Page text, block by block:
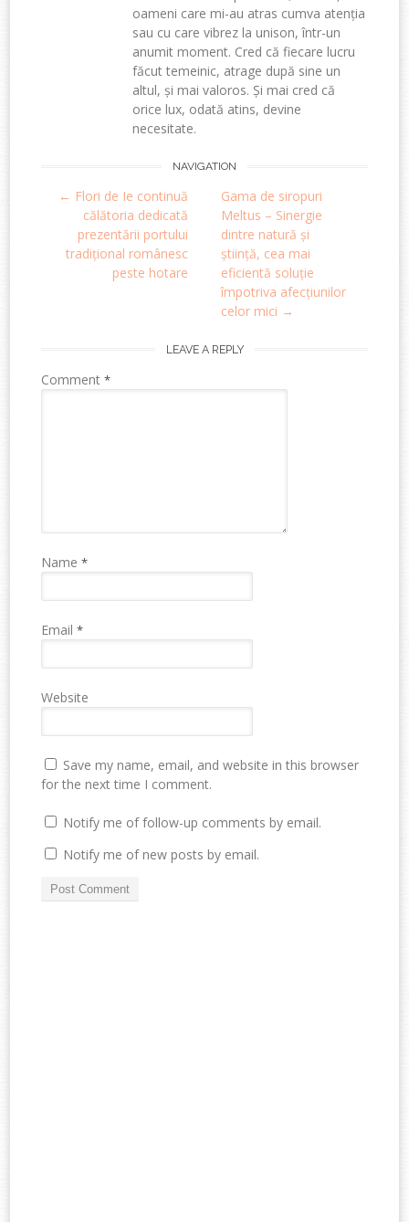
oameni care mi-au atras cumva atenția
sau cu care vibrez la unison, într-un
anumit moment. Cred că fiecare lucru
făcut temeinic, atrage după sine un
altul, și mai valoros. Și mai cred că
orice lux, odată atins, devine
necesitate.
navigation
NAVIGATION
← Flori de Ie continuă
călătoria dedicată
prezentării portului
tradițional românesc
peste hotare
Gama de siropuri
Meltus – Sinergie
dintre natură și
știință, cea mai
eficientă soluție
împotriva afecțiunilor
celor mici →
LEAVE A REPLY
Comment*
Name*
Email*
Website
Save my name, email, and website in this browser
for the next time I comment.
Notify me of follow-up comments by email.
Notify me of new posts by email.